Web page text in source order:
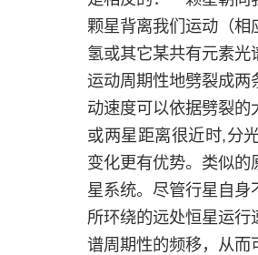
颗星背离我们运动（
氢或其它某共有元素
运动周期性地劈裂成两
动速度可以依据劈裂
或两星距离很近时,分
变化更有优势。类似
星系统。尽管行星自
所环绕的远处恒星运
谱周期性的频移，从而